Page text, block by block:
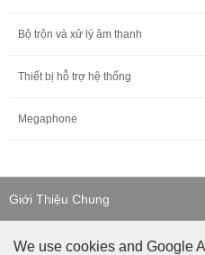
Bộ trộn và xử lý âm thanh
Thiết bị hỗ trợ hệ thống
Megaphone
Giới Thiệu Chung
Liên Hệ
We use cookies and Google